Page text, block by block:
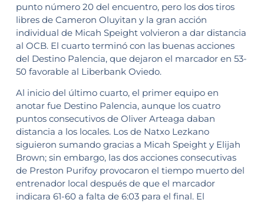
punto número 20 del encuentro, pero los dos tiros
libres de Cameron Oluyitan y la gran acción
individual de Micah Speight volvieron a dar distancia
al OCB. El cuarto terminó con las buenas acciones
del Destino Palencia, que dejaron el marcador en 53-
50 favorable al Liberbank Oviedo.
Al inicio del último cuarto, el primer equipo en
anotar fue Destino Palencia, aunque los cuatro
puntos consecutivos de Oliver Arteaga daban
distancia a los locales. Los de Natxo Lezkano
siguieron sumando gracias a Micah Speight y Elijah
Brown; sin embargo, las dos acciones consecutivas
de Preston Purifoy provocaron el tiempo muerto del
entrenador local después de que el marcador
indicara 61-60 a falta de 6:03 para el final. El